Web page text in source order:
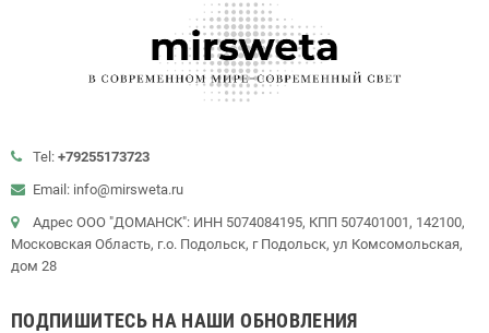
Tel: +79255173723
Email: info@mirsweta.ru
Адрес ООО "ДОМАНСК": ИНН 5074084195, КПП 507401001, 142100,
Московская Область, г.о. Подольск, г Подольск, ул Комсомольская,
дом 28
ПОДПИШИТЕСЬ НА НАШИ ОБНОВЛЕНИЯ